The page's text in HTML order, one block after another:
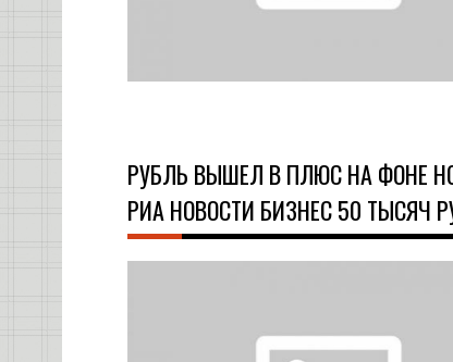
РУБЛЬ ВЫШЕЛ В ПЛЮС НА ФОНЕ
РИА НОВОСТИ БИЗНЕС 50 ТЫСЯЧ